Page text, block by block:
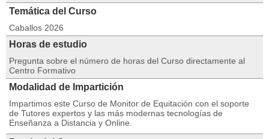
Temática del Curso
Caballos 2026
Horas de estudio
Pregunta sobre el número de horas del Curso directamente al
Centro Formativo
Modalidad de Impartición
Impartimos este Curso de Monitor de Equitación con el soporte
de Tutores expertos y las más modernas tecnologías de
Enseñanza a Distancia y Online.